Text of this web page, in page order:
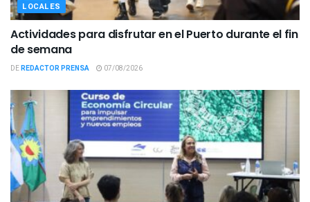
LOCALES
Actividades para disfrutar en el Puerto durante el fin
de semana
DEREDACTOR PRENSA 07/08/2026